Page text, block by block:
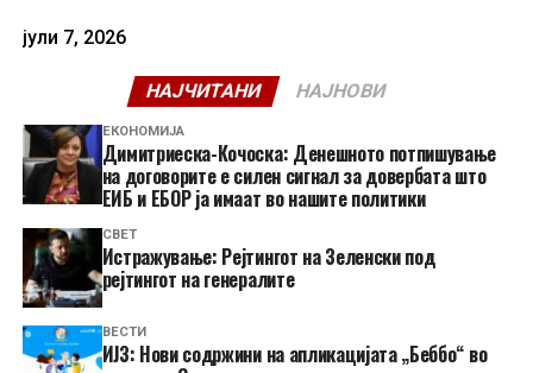
јули 7, 2026
НАЈЧИТАНИ НАЈНОВИ
ЕКОНОМИЈА
Димитриеска-Кочоска: Денешното потпишување
на договорите е силен сигнал за довербата што
ЕИБ и ЕБОР ја имаат во нашите политики
СВЕТ
Истражување: Рејтингот на Зеленски под
рејтингот на генералите
ВЕСТИ
ИЈЗ: Нови содржини на апликацијата „Беббо“ во